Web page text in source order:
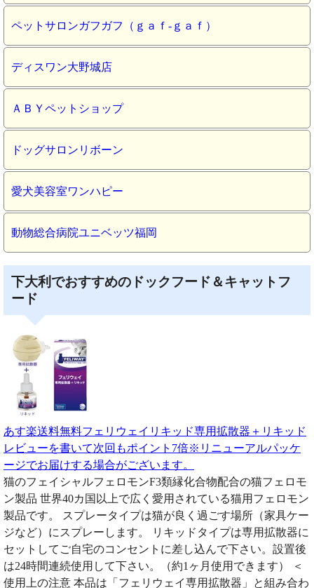
ペットサロンガフガフ（ｇａｆ‐ｇａｆ）
ディスワン大野城店
ＡＢＹペットショップ
ドッグサロンリボーン
愛犬美容室ワンハピー
動物総合病院ユニベッツ福岡
下大利でおすすめのドックフード＆キャットフ
ード
あす楽送料無料フェリウェイリキッド専用拡散器＋リキッド
レビューを書いて次回もポイント7倍※リニューアルパッケ
ージでお届けする場合がございます。
猫のフェイシャルフェロモンF3類縁化合物配合の猫フェロモ
ン製品 世界40カ国以上で広く愛用されている猫用フェロモン
製品です。 スプレータイプは猫が良く過ごす場所（家具ケー
ジなど）にスプレーします。 リキッドタイプは専用拡散器に
セットしてご自宅のコンセントに差し込んで下さい。設置後
は24時間連続使用して下さい。（約1ヶ月使用できます） ＜
使用上の注意 本品は「フェリウェイ専用拡散器」と組み合わ